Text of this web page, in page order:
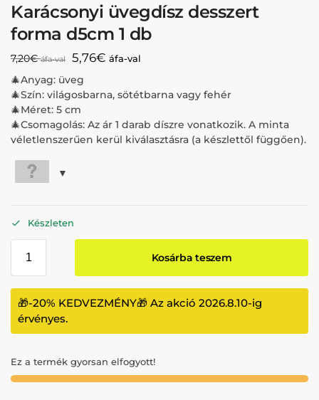
Karácsonyi üvegdísz desszert
forma d5cm 1 db
7,20€ áfa-val 5,76€ áfa-val
🎄Anyag: üveg
🎄Szín: világosbarna, sötétbarna vagy fehér
🎄Méret: 5 cm
🎄Csomagolás: Az ár 1 darab díszre vonatkozik. A minta
véletlenszerűen kerül kiválasztásra (a készlettől függően).
Készleten
Kosárba teszem
🎁-20% KEDVEZMÉNY🎁 Az akció 2026.8.10-ig
érvényes.
Ez a termék gyorsan elfogyott!